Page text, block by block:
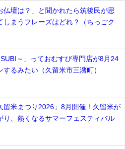
仏壇は？」と聞かれたら筑後民が思
しまうフレーズはどれ？（ちっごク
～」っておむすび専門店が8月24
するみたい（久留米市三潴町）
留米まつり2026」8月開催！久留米が
り、熱くなるサマーフェスティバル